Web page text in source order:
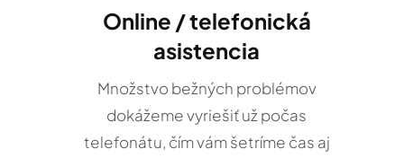
Online / telefonická
asistencia
Množstvo bežných problémov
dokážeme vyriešiť už počas
telefonátu, čím vám šetríme čas aj